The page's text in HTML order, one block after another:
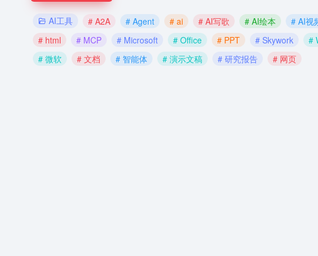
AI工具 # A2A # Agent # ai # AI写歌 # AI绘本 # AI视
# html
# MCP # Microsoft # Office # PPT # Skywork #
# 微软
# 文档 # 智能体 # 演示文稿 # 研究报告 # 网页